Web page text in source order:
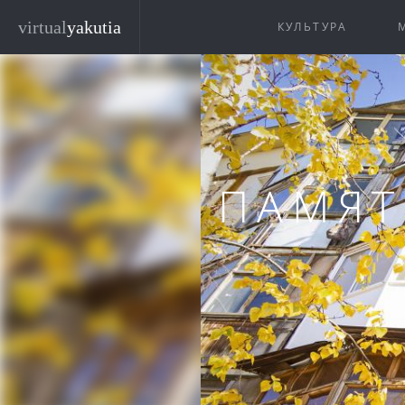
virtualyakutia КУЛЬТУРА